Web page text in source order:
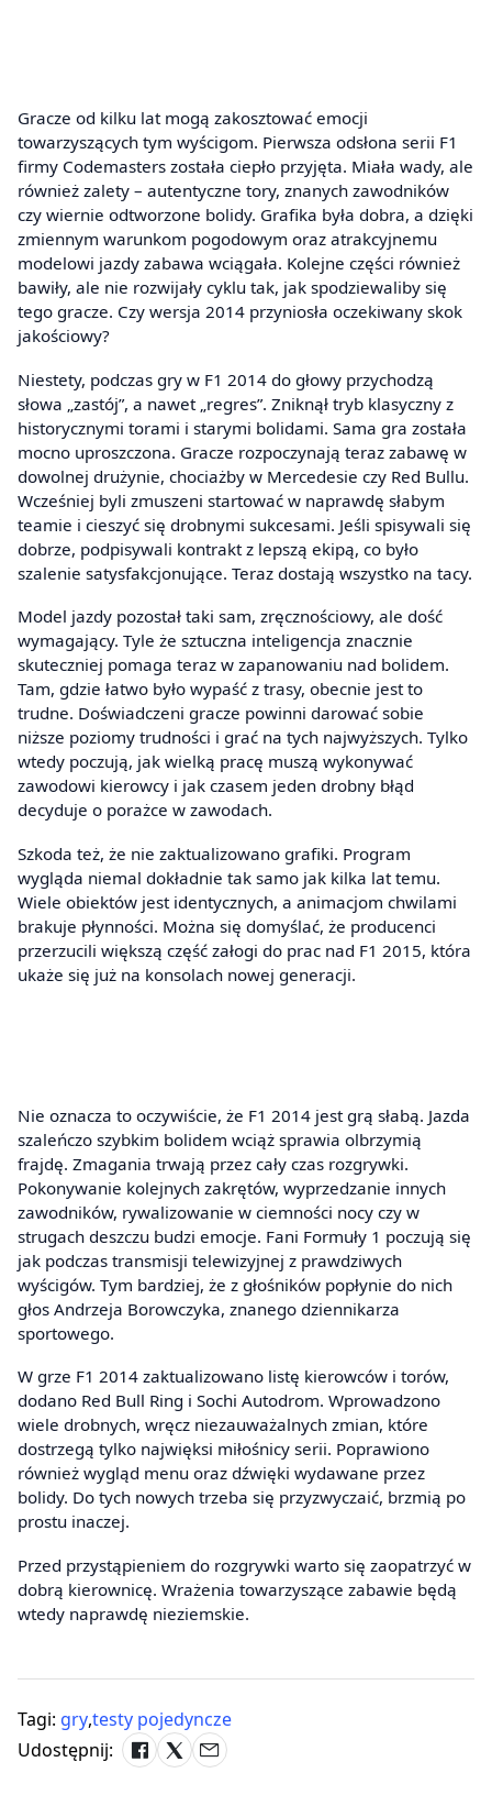
Gracze od kilku lat mogą zakosztować emocji
towarzyszących tym wyścigom. Pierwsza odsłona serii F1
firmy Codemasters została ciepło przyjęta. Miała wady, ale
również zalety – autentyczne tory, znanych zawodników
czy wiernie odtworzone bolidy. Grafika była dobra, a dzięki
zmiennym warunkom pogodowym oraz atrakcyjnemu
modelowi jazdy zabawa wciągała. Kolejne części również
bawiły, ale nie rozwijały cyklu tak, jak spodziewaliby się
tego gracze. Czy wersja 2014 przyniosła oczekiwany skok
jakościowy?
Niestety, podczas gry w F1 2014 do głowy przychodzą
słowa „zastój”, a nawet „regres”. Zniknął tryb klasyczny z
historycznymi torami i starymi bolidami. Sama gra została
mocno uproszczona. Gracze rozpoczynają teraz zabawę w
dowolnej drużynie, chociażby w Mercedesie czy Red Bullu.
Wcześniej byli zmuszeni startować w naprawdę słabym
teamie i cieszyć się drobnymi sukcesami. Jeśli spisywali się
dobrze, podpisywali kontrakt z lepszą ekipą, co było
szalenie satysfakcjonujące. Teraz dostają wszystko na tacy.
Model jazdy pozostał taki sam, zręcznościowy, ale dość
wymagający. Tyle że sztuczna inteligencja znacznie
skuteczniej pomaga teraz w zapanowaniu nad bolidem.
Tam, gdzie łatwo było wypaść z trasy, obecnie jest to
trudne. Doświadczeni gracze powinni darować sobie
niższe poziomy trudności i grać na tych najwyższych. Tylko
wtedy poczują, jak wielką pracę muszą wykonywać
zawodowi kierowcy i jak czasem jeden drobny błąd
decyduje o porażce w zawodach.
Szkoda też, że nie zaktualizowano grafiki. Program
wygląda niemal dokładnie tak samo jak kilka lat temu.
Wiele obiektów jest identycznych, a animacjom chwilami
brakuje płynności. Można się domyślać, że producenci
przerzucili większą część załogi do prac nad F1 2015, która
ukaże się już na konsolach nowej generacji.
Nie oznacza to oczywiście, że F1 2014 jest grą słabą. Jazda
szaleńczo szybkim bolidem wciąż sprawia olbrzymią
frajdę. Zmagania trwają przez cały czas rozgrywki.
Pokonywanie kolejnych zakrętów, wyprzedzanie innych
zawodników, rywalizowanie w ciemności nocy czy w
strugach deszczu budzi emocje. Fani Formuły 1 poczują się
jak podczas transmisji telewizyjnej z prawdziwych
wyścigów. Tym bardziej, że z głośników popłynie do nich
głos Andrzeja Borowczyka, znanego dziennikarza
sportowego.
W grze F1 2014 zaktualizowano listę kierowców i torów,
dodano Red Bull Ring i Sochi Autodrom. Wprowadzono
wiele drobnych, wręcz niezauważalnych zmian, które
dostrzegą tylko najwięksi miłośnicy serii. Poprawiono
również wygląd menu oraz dźwięki wydawane przez
bolidy. Do tych nowych trzeba się przyzwyczaić, brzmią po
prostu inaczej.
Przed przystąpieniem do rozgrywki warto się zaopatrzyć w
dobrą kierownicę. Wrażenia towarzyszące zabawie będą
wtedy naprawdę nieziemskie.
Tagi: gry,testy pojedyncze
Udostępnij: